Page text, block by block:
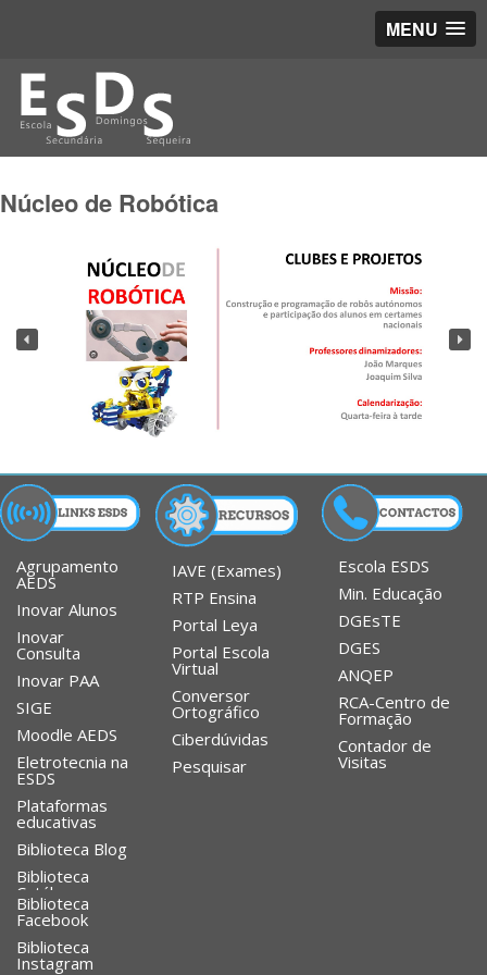
MENU
Núcleo de Robótica
Agrupamento
AEDS
Inovar Alunos
Inovar
Consulta
Inovar PAA
SIGE
Moodle AEDS
Eletrotecnia na
ESDS
Plataformas
educativas
Biblioteca Blog
Biblioteca
Catálogo
Biblioteca
Facebook
Biblioteca
Instagram
IAVE (Exames)
RTP Ensina
Portal Leya
Portal Escola
Virtual
Conversor
Ortográfico
Ciberdúvidas
Pesquisar
Escola ESDS
Min. Educação
DGEsTE
DGES
ANQEP
RCA-Centro de
Formação
Contador de
Visitas